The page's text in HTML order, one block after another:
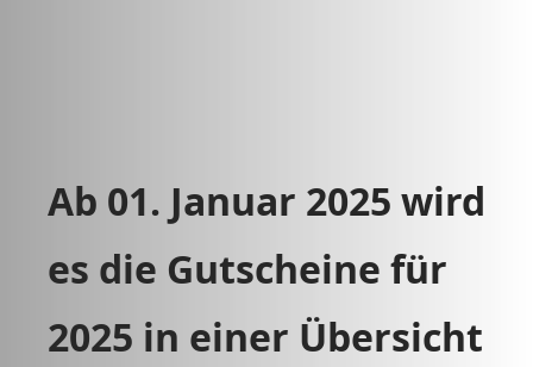
Ab 01. Januar 2025 wird
es die Gutscheine für
2025 in einer Übersicht